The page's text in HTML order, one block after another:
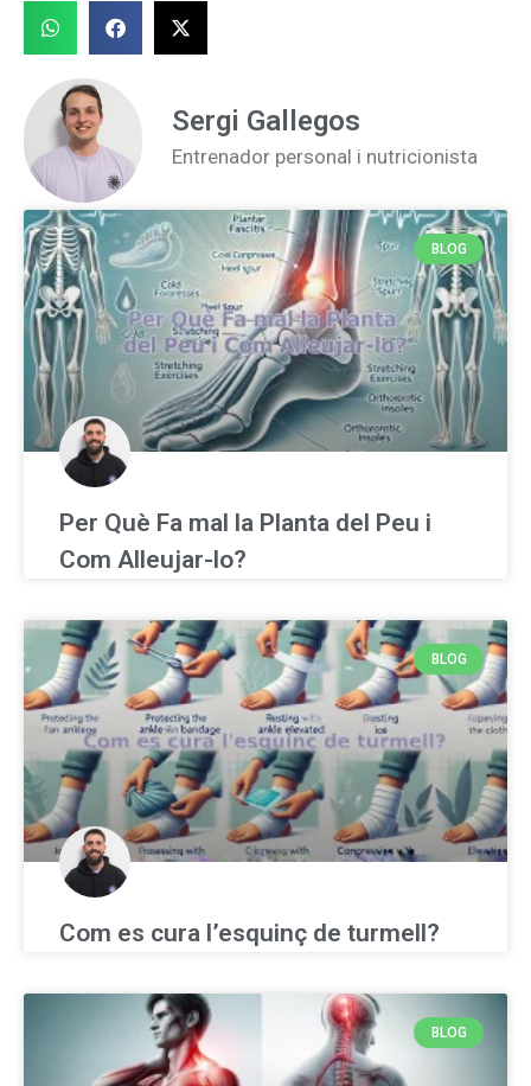
Sergi Gallegos
Entrenador personal i nutricionista
BLOG
Per Què Fa mal la Planta del Peu i
Com Alleujar-lo?
BLOG
Com es cura l’esquinç de turmell?
BLOG